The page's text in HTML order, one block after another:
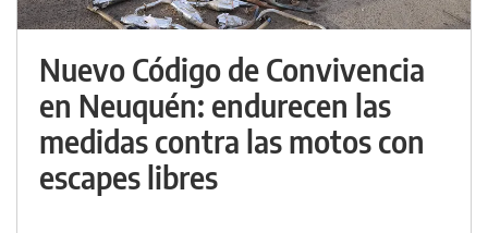
Nuevo Código de Convivencia
en Neuquén: endurecen las
medidas contra las motos con
escapes libres